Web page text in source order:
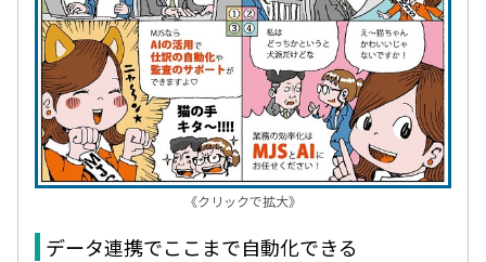
《クリックで拡大》
データ連携でここまで自動化できる